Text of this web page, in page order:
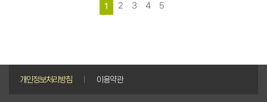
1 2 3 4 5
개인정보처리방침 이용약관